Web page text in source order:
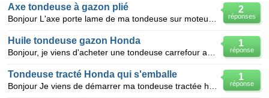
2
réponses
Axe tondeuse à gazon plié
1
réponse
Huile tondeuse gazon Honda
1
réponse
Tondeuse tracté Honda qui s'emballe